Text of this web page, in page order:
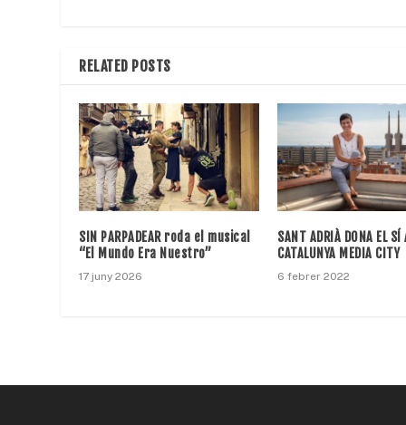
RELATED POSTS
SIN PARPADEAR roda el musical
“El Mundo Era Nuestro”
17 juny 2026
SANT ADRIÀ DONA EL SÍ
CATALUNYA MEDIA CITY
6 febrer 2022